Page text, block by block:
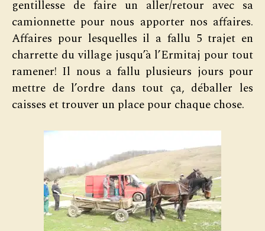
gentillesse de faire un aller/retour avec sa
camionnette pour nous apporter nos affaires.
Affaires pour lesquelles il a fallu 5 trajet en
charrette du village jusqu’à l’Ermitaj pour tout
ramener! Il nous a fallu plusieurs jours pour
mettre de l’ordre dans tout ça, déballer les
caisses et trouver un place pour chaque chose.